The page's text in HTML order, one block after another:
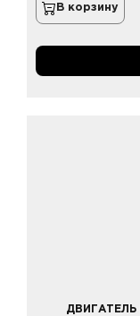
В корзину
ДВИГАТЕЛЬ